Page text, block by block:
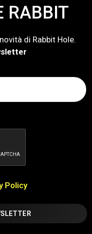
RABBIT
di Rabbit Hole.
Policy